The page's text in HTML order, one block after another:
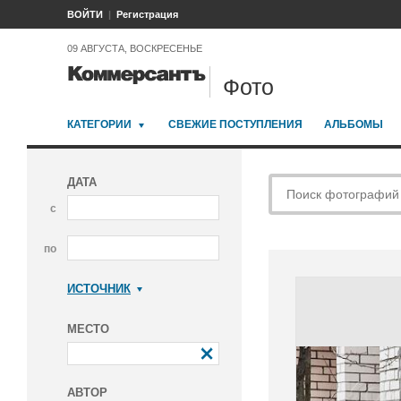
ВОЙТИ Регистрация
09 АВГУСТА, ВОСКРЕСЕНЬЕ
Фото
КАТЕГОРИИ СВЕЖИЕ ПОСТУПЛЕНИЯ АЛЬБОМЫ
ДАТА
с
по
ИСТОЧНИК
МЕСТО
АВТОР